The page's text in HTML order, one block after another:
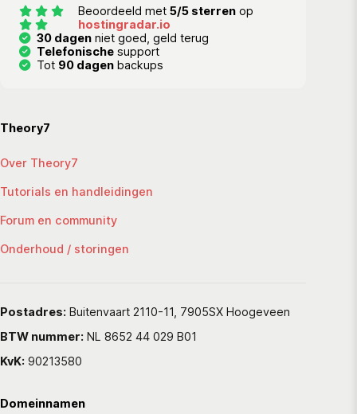
Beoordeeld met 5/5 sterrenop
hostingradar.io
30 dagen niet goed, geld terug
Telefonische support
Tot 90 dagen backups
Theory7
Over Theory7
Tutorials en handleidingen
Forum en community
Onderhoud / storingen
Postadres: Buitenvaart 2110-11, 7905SX Hoogeveen
BTW nummer: NL 8652 44 029 B01
KvK: 90213580
Domeinnamen